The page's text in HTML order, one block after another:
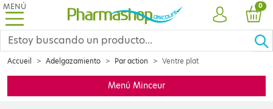
MENÚ
CUENTA
0
Accueil Adelgazamiento Par action Ventre plat
Menú Minceur